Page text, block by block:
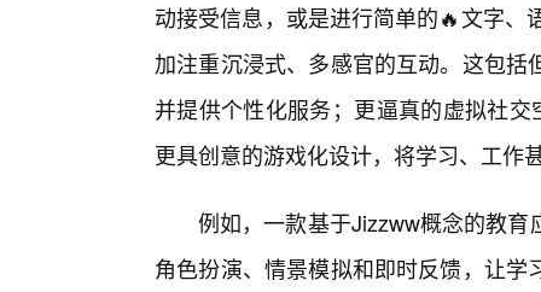
动接受信息，或是进行简单的🔥文字
加注重沉浸式、多感官的互动。这包
并提供个性化服务；更逼真的虚拟社
更具创意的游戏化设计，将学习、工作
例如，一款基于Jizzww概念的教
角色扮演、情景模拟和即时反馈，让